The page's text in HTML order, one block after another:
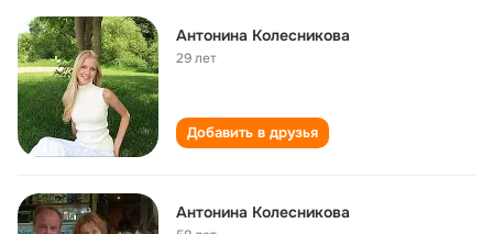
Антонина Колесникова
29 лет
Добавить в друзья
Антонина Колесникова